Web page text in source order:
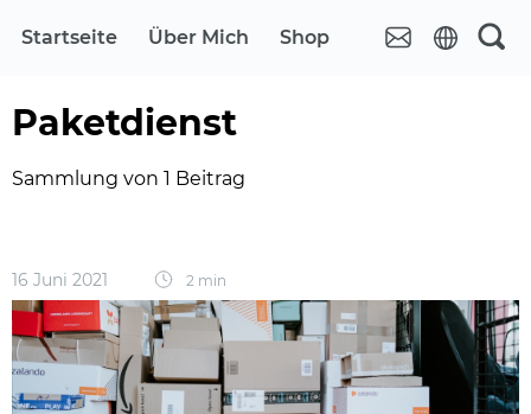
Startseite Über Mich Shop
Paketdienst
Sammlung von 1 Beitrag
16 Juni 2021 2 min